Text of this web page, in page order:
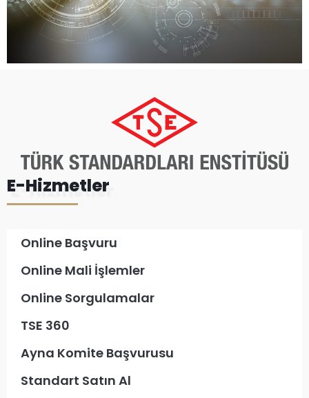
E-Hizmetler
Online Başvuru
Online Mali İşlemler
Online Sorgulamalar
TSE 360
Ayna Komite Başvurusu
Standart Satın Al